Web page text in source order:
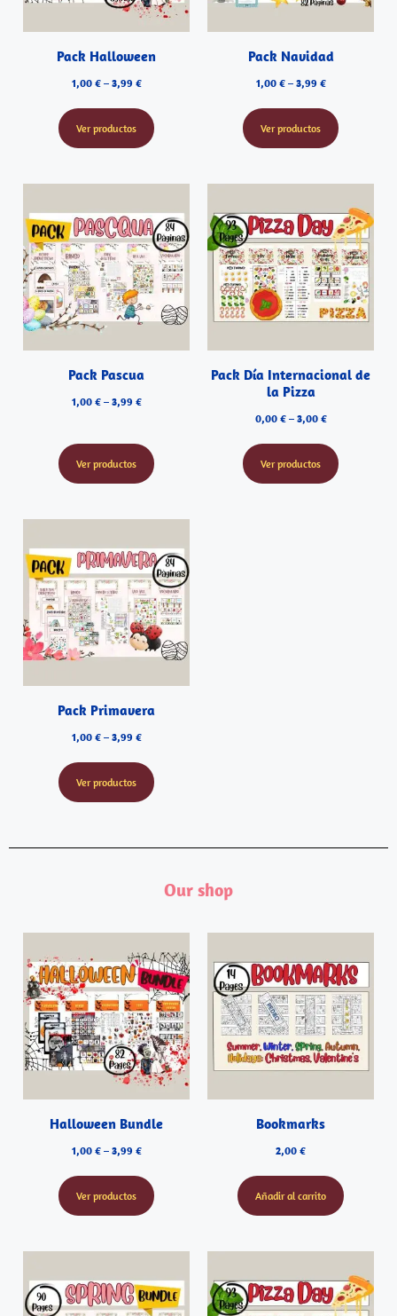
Pack Halloween
1,00 €– 3,99 €
Ver productos
Pack Navidad
1,00 €– 3,99 €
Ver productos
Pack Pascua
1,00 €– 3,99 €
Ver productos
Pack Día Internacional de
la Pizza
0,00 €– 3,00 €
Ver productos
Pack Primavera
1,00 €– 3,99 €
Ver productos
Our shop
Halloween Bundle
1,00 €– 3,99 €
Ver productos
Bookmarks
2,00 €
Añadir al carrito